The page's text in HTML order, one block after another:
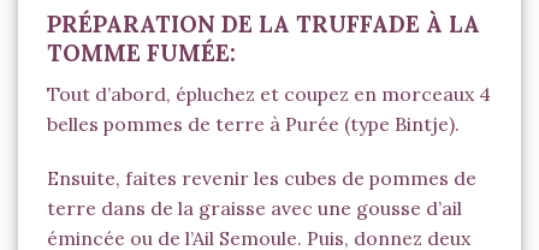
PRÉPARATION DE LA TRUFFADE À LA
TOMME FUMÉE:
Tout d’abord, épluchez et coupez en morceaux 4
belles pommes de terre à Purée (type Bintje).
Ensuite, faites revenir les cubes de pommes de
terre dans de la graisse avec une gousse d’ail
émincée ou de l’Ail Semoule. Puis, donnez deux